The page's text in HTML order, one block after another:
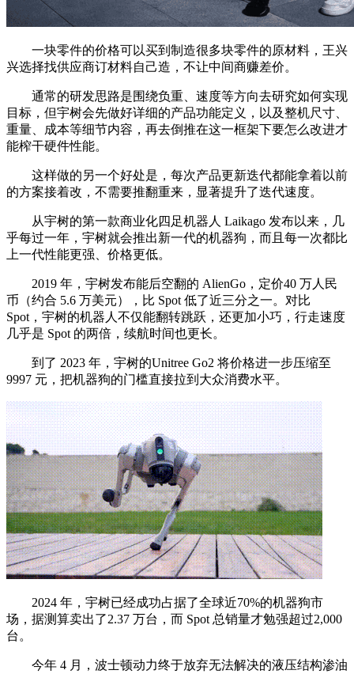
一块零件的价格可以买到制造很多块零件的原材料，王兴
兴选择找供应商订材料自己造，不让中间商赚差价。
通常的研发思路是围绕负重、速度等方向去研究如何实现
目标，但宇树会先做好详细的产品功能定义，以及整机尺寸、
重量、成本等细节内容，再去倒推在这一框架下要怎么改进才
能榨干硬件性能。
这样做的另一个好处是，每次产品更新迭代都能拿着以前
的方案接着改，不需要推翻重来，显著提升了迭代速度。
从宇树的第一款商业化四足机器人 Laikago 发布以来，几
乎每过一年，宇树就会推出新一代的机器狗，而且每一次都比
上一代性能更强、价格更低。
2019 年，宇树发布能后空翻的 AlienGo，定价40 万人民
币（约合 5.6 万美元），比 Spot 低了近三分之一。对比
Spot，宇树的机器人不仅能翻转跳跃，还更加小巧，行走速度
几乎是 Spot 的两倍，续航时间也更长。
到了 2023 年，宇树的Unitree Go2 将价格进一步压缩至
9997 元，把机器狗的门槛直接拉到大众消费水平。
2024 年，宇树已经成功占据了全球近70%的机器狗市
场，据测算卖出了2.37 万台，而 Spot 总销量才勉强超过2,000
台。
今年 4 月，波士顿动力终于放弃无法解决的液压结构渗油